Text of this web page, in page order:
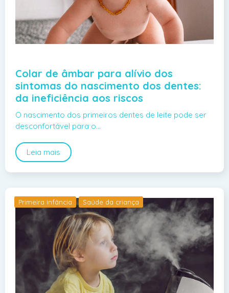
Colar de âmbar para alívio dos
sintomas do nascimento dos dentes:
da ineficiência aos riscos
O nascimento dos primeiros dentes de leite pode ser
desconfortável para o…
Leia mais
Primeira infância Saúde da criança